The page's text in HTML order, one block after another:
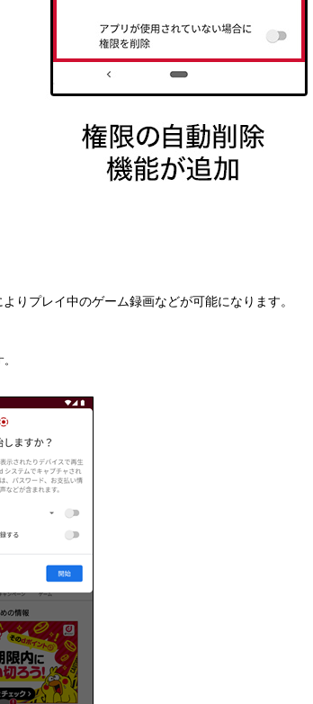
りプレイ中のゲーム録画などが可能になります。